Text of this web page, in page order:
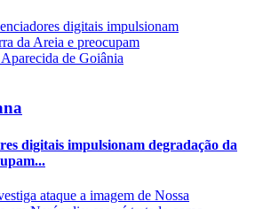
digitais impulsionam degradação da